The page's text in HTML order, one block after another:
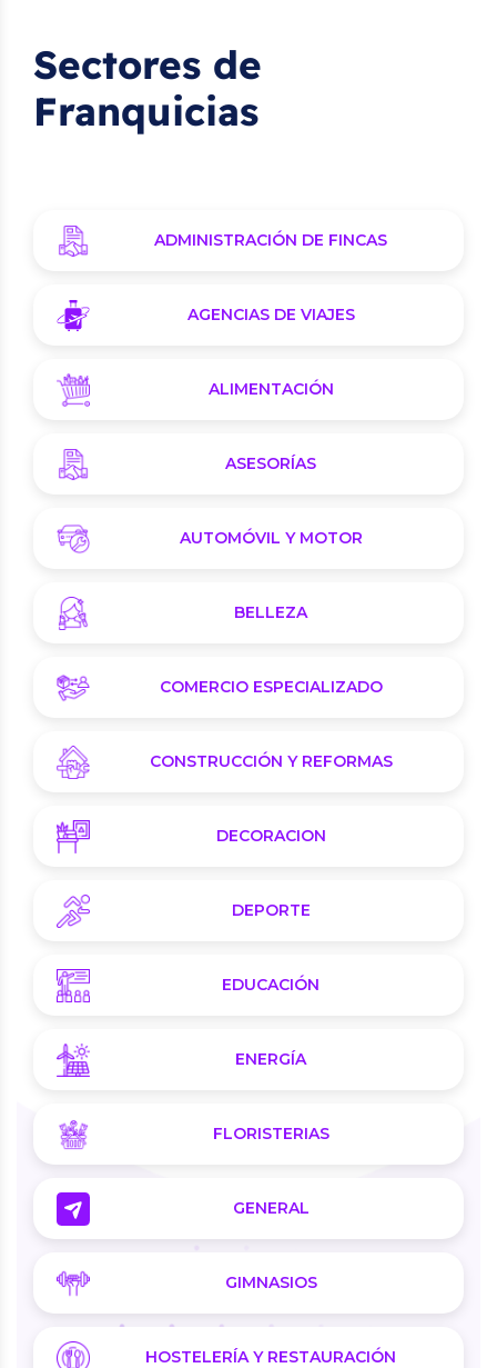
Sectores de
Franquicias
ADMINISTRACIÓN DE FINCAS
AGENCIAS DE VIAJES
ALIMENTACIÓN
ASESORÍAS
AUTOMÓVIL Y MOTOR
BELLEZA
COMERCIO ESPECIALIZADO
CONSTRUCCIÓN Y REFORMAS
DECORACION
DEPORTE
EDUCACIÓN
ENERGÍA
FLORISTERIAS
GENERAL
GIMNASIOS
HOSTELERÍA Y RESTAURACIÓN